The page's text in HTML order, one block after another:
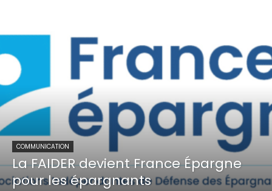
COMMUNICATION
La FAIDER devient France Épargne
pour les épargnants